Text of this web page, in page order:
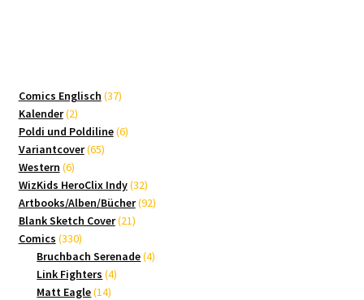
Comics Englisch 3737
Kalender 22
Produkte
Poldi und Poldiline 66
Variantcover 6565
Western 66
Produkte
WizKids HeroClix Indy 3232
Produkte
Artbooks/Alben/Bücher 9292
Blank Sketch Cover 2121
Comics 330330
Produkte
Bruchbach Serenade 44
Link Fighters 44
Matt Eagle 1414